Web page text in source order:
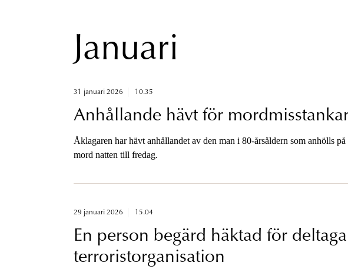
Januari
31 januari 2026 10.35
Anhållande hävt för
Åklagaren har hävt anhållandet av den man i 80-årsåldern som anhölls
mord natten till fredag.
29 januari 2026 15.04
En person begärd häktad för
terroristorganisation